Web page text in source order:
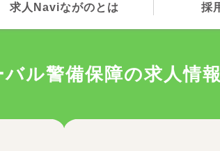
求人Naviながのとは 採
ル警備保障の求人情